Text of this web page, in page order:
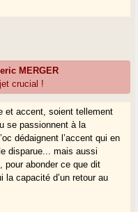
MERGER
crucial !
et accent, soient tellement
se passionnent à la
dédaignent l’accent qui en
disparue... mais aussi
pour abonder ce que dit
la capacité d’un retour au